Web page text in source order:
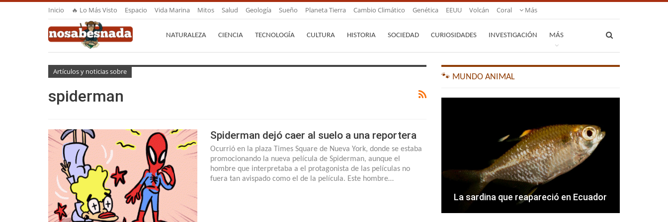
Inicio 🔥 Lo Más Visto Espacio Vida Marina Mitos Salud Geología Sueño Planeta Tierra Cambio Climático Genética EEUU Volcán Coral Más
NATURALEZA CIENCIA TECNOLOGÍA CULTURA HISTORIA SOCIEDAD CURIOSIDADES INVESTIGACIÓN MÁS
Artículos y noticias sobre
spiderman
Spiderman dejó caer al suelo a una reportera
Ocurrió en la plaza Times Square de Nueva York, donde se estaba
promocionando la nueva película de Spiderman, aunque el
hombre que interpretaba a el protagonista de las películas no
fuera tan avispado como el de la película. Este hombre…
🐾 MUNDO ANIMAL
La sardina que reapareció en Ecuador